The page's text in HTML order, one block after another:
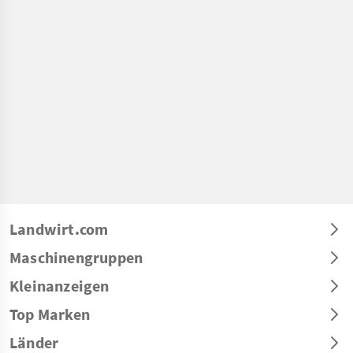
Landwirt.com
Maschinengruppen
Kleinanzeigen
Top Marken
Länder